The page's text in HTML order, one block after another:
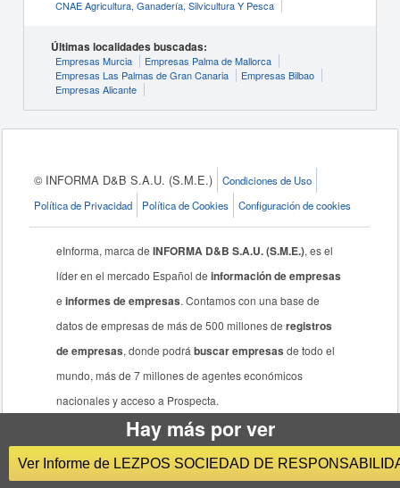
CNAE Agricultura, Ganadería, Silvicultura Y Pesca
Últimas localidades buscadas:
Empresas Murcia
Empresas Palma de Mallorca
Empresas Las Palmas de Gran Canaria
Empresas Bilbao
Empresas Alicante
© INFORMA D&B S.A.U. (S.M.E.)
Condiciones de Uso
Política de Privacidad
Política de Cookies Configuración de cookies
eInforma, marca deINFORMA D&B S.A.U. (S.M.E.), es el
líder en el mercado Español deinformación de empresas
einformes de empresas. Contamos con una base de
datos de empresas de más de 500 millones deregistros
de empresas, donde podrábuscar empresas de todo el
mundo, más de 7 millones de agentes económicos
nacionales y acceso a Prospecta.
Hay más por ver
Ver Informe de LEZPOS SOCIEDAD DE